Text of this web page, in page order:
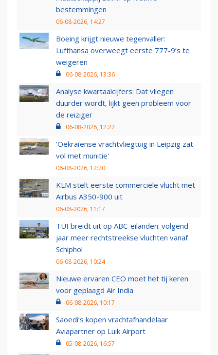
bestemmingen
06-08-2026, 14:27
Boeing krijgt nieuwe tegenvaller:
Lufthansa overweegt eerste 777-9’s te
weigeren
06-08-2026, 13:36
Analyse kwartaalcijfers: Dat vliegen
duurder wordt, lijkt geen probleem voor
de reiziger
06-08-2026, 12:22
'Oekraïense vrachtvliegtuig in Leipzig zat
vol met munitie'
06-08-2026, 12:20
KLM stelt eerste commerciële vlucht met
Airbus A350-900 uit
06-08-2026, 11:17
TUI breidt uit op ABC-eilanden: volgend
jaar meer rechtstreekse vluchten vanaf
Schiphol
06-08-2026, 10:24
Nieuwe ervaren CEO moet het tij keren
voor geplaagd Air India
06-08-2026, 10:17
Saoedi’s kopen vrachtafhandelaar
Aviapartner op Luik Airport
05-08-2026, 16:57